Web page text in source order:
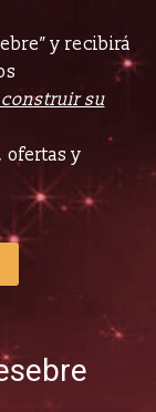
y recibirá
su
ofertas y